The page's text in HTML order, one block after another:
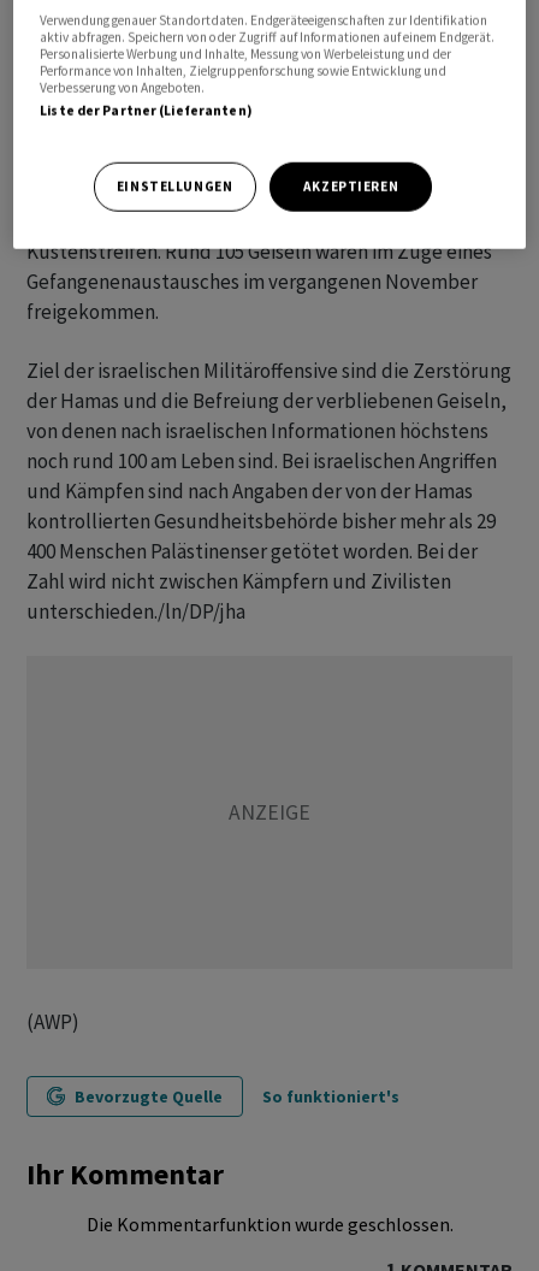
Auslöser des Krieges war das schlimmste Massaker in
der Geschichte Israels, das Terroristen der
islamistischen Hamas sowie anderer extremistischer
Jahres in Israel nahe der Grenze zum Gazastreifen
verübt hatten. Sie ermordeten dabei mehr als 1200
Küstenstreifen. Rund 105 Geiseln waren im Zuge eines
Gefangenenaustausches im vergangenen November
freigekommen.
Ziel der israelischen Militäroffensive sind die Zerstörung
der Hamas und die Befreiung der verbliebenen Geiseln,
von denen nach israelischen Informationen höchstens
noch rund 100 am Leben sind. Bei israelischen Angriffen
und Kämpfen sind nach Angaben der von der Hamas
kontrollierten Gesundheitsbehörde bisher mehr als 29
400 Menschen Palästinenser getötet worden. Bei der
Zahl wird nicht zwischen Kämpfern und Zivilisten
unterschieden./ln/DP/jha
(AWP)
Bevorzugte Quelle So funktioniert's
Ihr Kommentar
Die Kommentarfunktion wurde geschlossen.
Verwendung genauer Standortdaten. Endgeräteeigenschaften zur Identifikation
aktiv abfragen. Speichern von oder Zugriff auf Informationen auf einem Endgerät.
Personalisierte Werbung und Inhalte, Messung von Werbeleistung und der
Performance von Inhalten, Zielgruppenforschung sowie Entwicklung und
Verbesserung von Angeboten.
Liste der Partner (Lieferanten)
EINSTELLUNGEN AKZEPTIEREN